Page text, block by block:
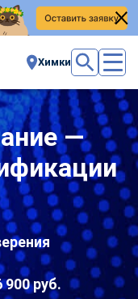
Химки
—
руб.